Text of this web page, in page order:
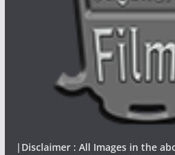
|Disclaimer : All Images in the